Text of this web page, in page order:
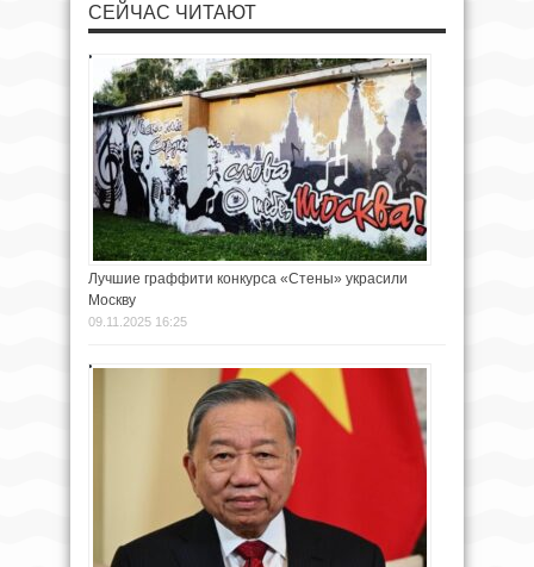
СЕЙЧАС ЧИТАЮТ
Лучшие граффити конкурса «Стены» украсили
Москву
09.11.2025 16:25